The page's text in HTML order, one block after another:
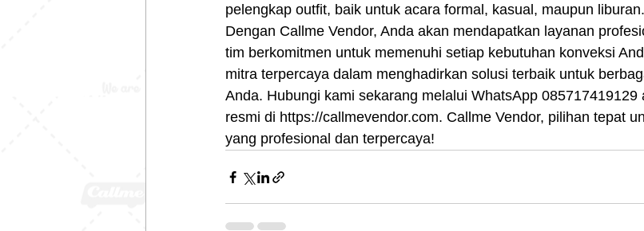
pelengkap outfit, baik untuk acara formal, kasual, maupun liburan.
Dengan Callme Vendor, Anda akan mendapatkan layanan
tim berkomitmen untuk memenuhi setiap kebutuhan konveksi
mitra terpercaya dalam menghadirkan solusi terbaik untuk
Anda. Hubungi kami sekarang melalui WhatsApp 085717419129
resmi di https://callmevendor.com. Callme Vendor, pilihan tepat
yang profesional dan terpercaya!